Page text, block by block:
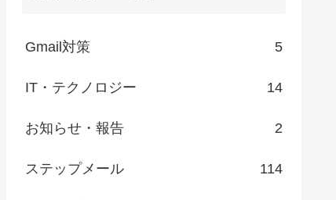
Gmail対策 5
IT・テクノロジー 14
お知らせ・報告 2
ステップメール 114